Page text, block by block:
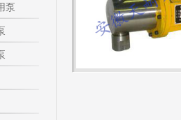
泵